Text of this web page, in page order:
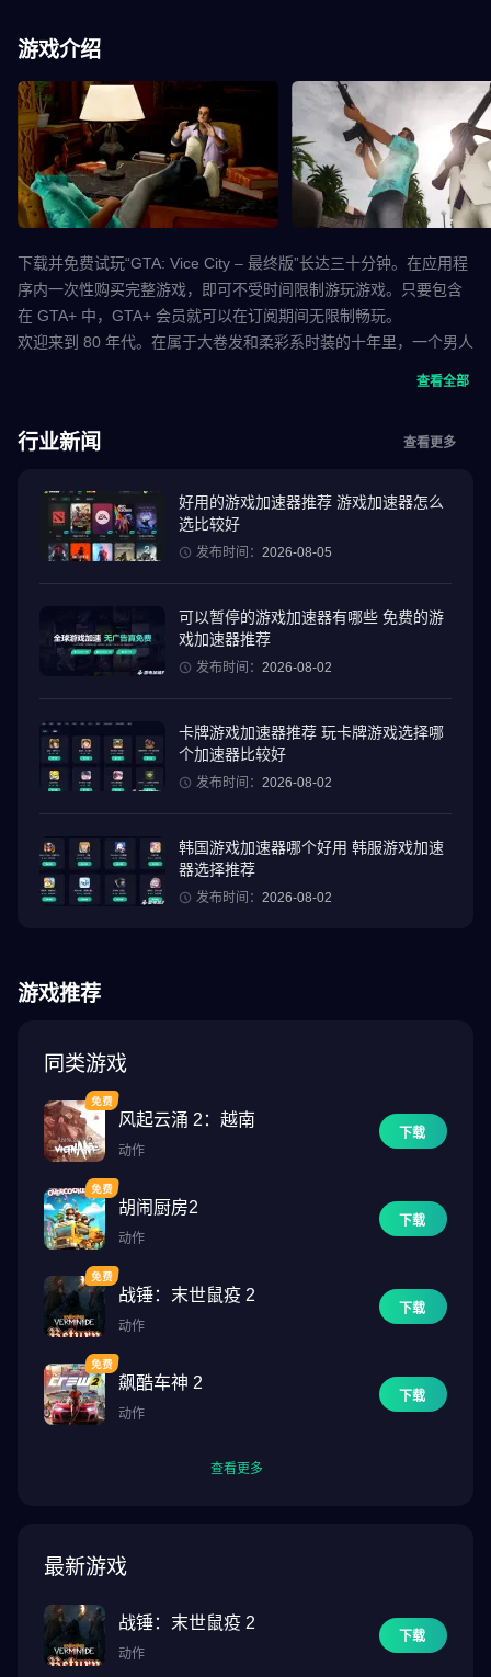
游戏介绍
下载并免费试玩“GTA: Vice City – 最终版”长达三十分钟。在应用程
序内一次性购买完整游戏，即可不受时间限制游玩游戏。只要包含
在 GTA+ 中，GTA+ 会员就可以在订阅期间无限制畅玩。
欢迎来到 80 年代。在属于大卷发和柔彩系时装的十年里，一个男人
Rockstar Games, Inc. 622 Broadway, New York, NY, 10012。©
Auto: Vice City 和 R* 徽标均为 Take-Two Interactive 的标志/徽标/
版权。Unreal® Engine, 1998–2023, Epic Games, Inc. 版权所有。
保留一切权利。使用 Oodle。© 2008–2023 Epic Games Tools,
查看全部
行业新闻 查看更多
好用的游戏加速器推荐 游戏加速器怎么
选比较好
发布时间： 2026-08-05
可以暂停的游戏加速器有哪些 免费的游
戏加速器推荐
发布时间： 2026-08-02
卡牌游戏加速器推荐 玩卡牌游戏选择哪
个加速器比较好
发布时间： 2026-08-02
韩国游戏加速器哪个好用 韩服游戏加速
器选择推荐
发布时间： 2026-08-02
游戏推荐
同类游戏
风起云涌 2：越南
动作
下载
胡闹厨房2
动作
下载
战锤：末世鼠疫 2
动作
下载
飙酷车神 2
动作
下载
查看更多
最新游戏
战锤：末世鼠疫 2
动作
下载